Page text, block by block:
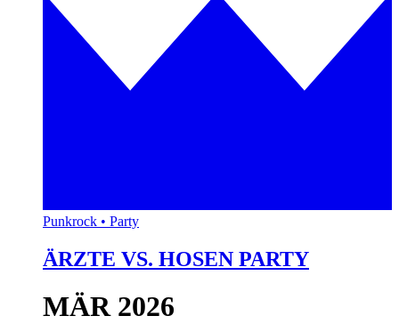
Punkrock • Party
ÄRZTE VS. HOSEN PARTY
MÄR 2026